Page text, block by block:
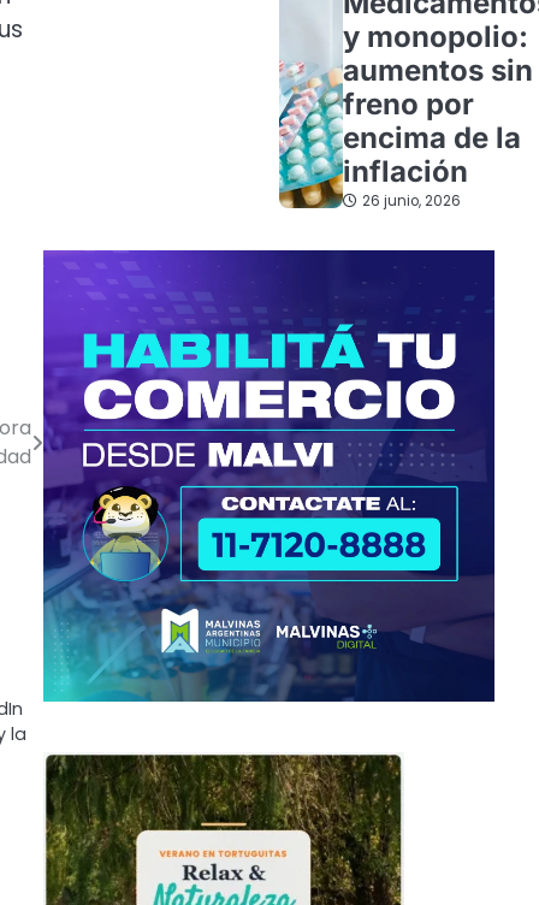
la
y monopolio:
aumentos sin
freno por
encima de la
inflación
26 junio, 2026